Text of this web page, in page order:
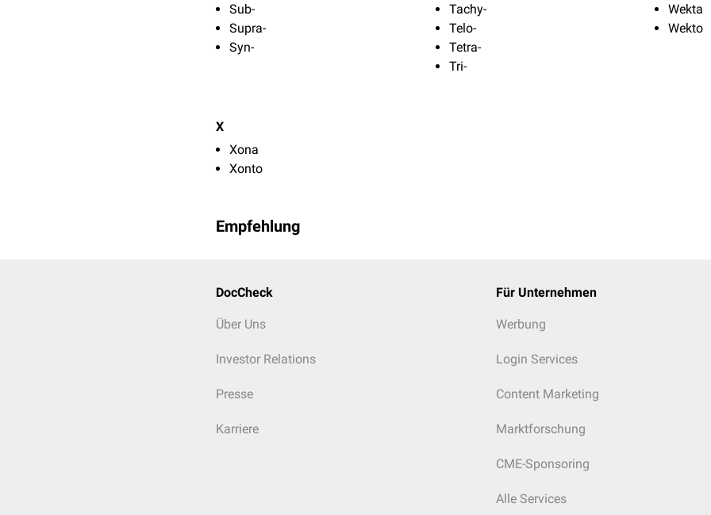
Sub-
Supra-
Syn-
Tachy-
Telo-
Tetra-
Tri-
Wekta
Wekto
X
Xona
Xonto
Empfehlung
DocCheck
Über Uns
Investor Relations
Presse
Karriere
Für Unternehmen
Werbung
Login Services
Content Marketing
Marktforschung
CME-Sponsoring
Alle Services